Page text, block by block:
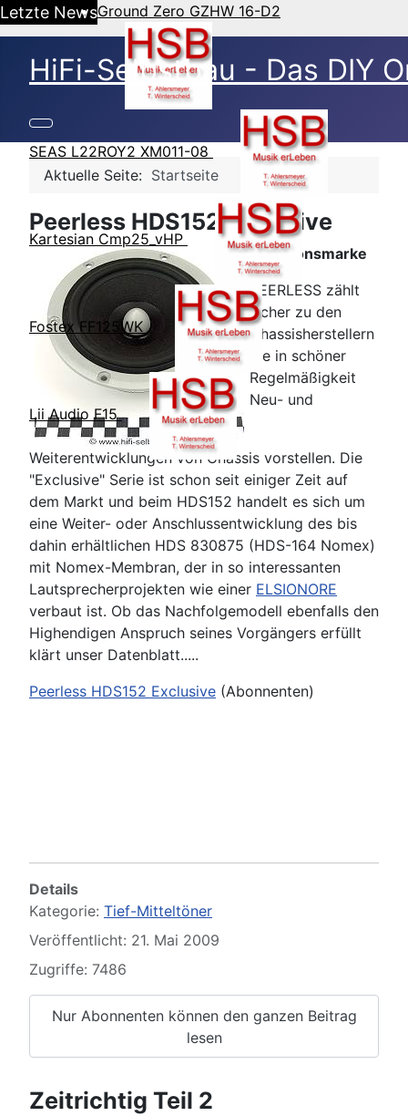
Letzte NewsGround Zero GZHW 16-D2
SEAS L22ROY2 XM011-08
Kartesian Cmp25_vHP
Fostex FF125WK
Lii Audio F15
HiFi-Selbstbau - Das DIY
Aktuelle Seite: Startseite
Peerless HDS152 Exclusive
Traditionsmarke
PEERLESS zählt
sicher zu den
Chassisherstellern
die in schöner
Regelmäßigkeit
Neu- und
Weiterentwicklungen von Chassis vorstellen. Die
"Exclusive" Serie ist schon seit einiger Zeit auf
dem Markt und beim HDS152 handelt es sich um
eine Weiter- oder Anschlussentwicklung des bis
dahin erhältlichen HDS 830875 (HDS-164 Nomex)
mit Nomex-Membran, der in so interessanten
Lautsprecherprojekten wie einer ELSIONORE
verbaut ist. Ob das Nachfolgemodell ebenfalls den
Highendigen Anspruch seines Vorgängers erfüllt
klärt unser Datenblatt.....
Peerless HDS152 Exclusive (Abonnenten)
Details
Kategorie: Tief-Mitteltöner
Veröffentlicht: 21. Mai 2009
Zugriffe: 7486
Nur Abonnenten können den ganzen Beitrag
lesen
Zeitrichtig Teil 2